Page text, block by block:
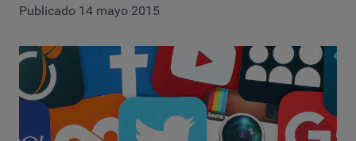
Publicado 14 mayo 2015